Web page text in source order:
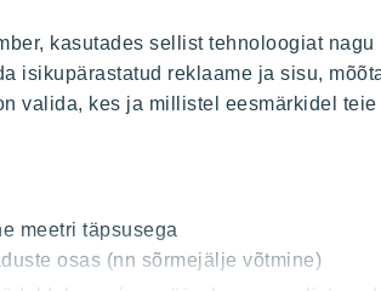
kasutades sellist tehnoloogiat nagu
isikupärastatud reklaame ja sisu,
valida, kes ja millistel eesmärkidel teie
meetri täpsusega
osas (nn sõrmejälje võtmine)